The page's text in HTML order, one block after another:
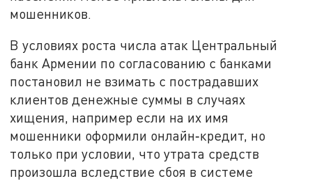
мошенников.
В условиях роста числа атак Центральный
банк Армении по согласованию с банками
постановил не взимать с пострадавших
клиентов денежные суммы в случаях
хищения, например если на их имя
мошенники оформили онлайн‑кредит, но
только при условии, что утрата средств
произошла вследствие сбоя в системе